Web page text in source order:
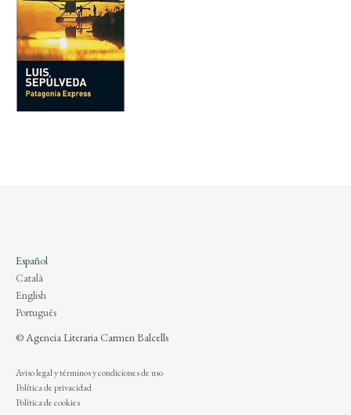
Español
Català
English
Português
© Agencia Literaria Carmen Balcells
Aviso legal y términos y condiciones de uso
Política de privacidad
Política de cookies